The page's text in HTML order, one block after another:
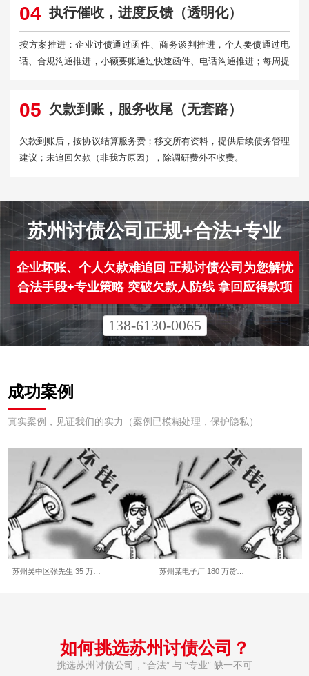
04 执行催收，进度反馈（透明化）
按方案推进：企业讨债通过函件、商务谈判推进，个人要债通过电
话、合规沟通推进，小额要账通过快速函件、电话沟通推进；每周提
05 欠款到账，服务收尾（无套路）
欠款到账后，按协议结算服务费；移交所有资料，提供后续债务管理
建议；未追回欠款（非我方原因），除调研费外不收费。
苏州讨债公司正规+合法+专业
企业坏账、个人欠款难追回 正规讨债公司为您解忧
合法手段+专业策略 突破欠款人防线 拿回应得款项
138-6130-0065
成功案例
真实案例，见证我们的实力（案例已模糊处理，保护隐私）
苏州吴中区张先生 35 万… 苏州某电子厂 180 万货…
如何挑选苏州讨债公司？
挑选苏州讨债公司，“合法” 与 “专业” 缺一不可